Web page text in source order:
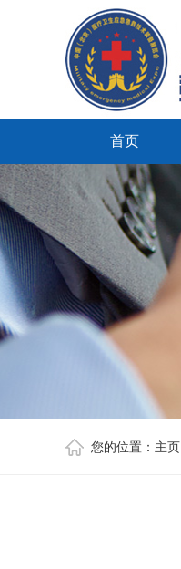
首页
您的位置： 主页